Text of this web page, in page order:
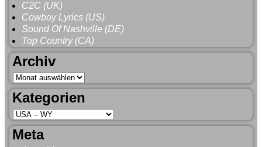
C2C (UK)
Cowboy Lyrics (US)
Sound Of Nashville (DE)
Top Country (CA)
Archiv
Kategorien
Meta